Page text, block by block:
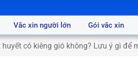
Vắc xin người lớn Gói vắc xin
huyết có kiêng gió không? Lưu ý gì để